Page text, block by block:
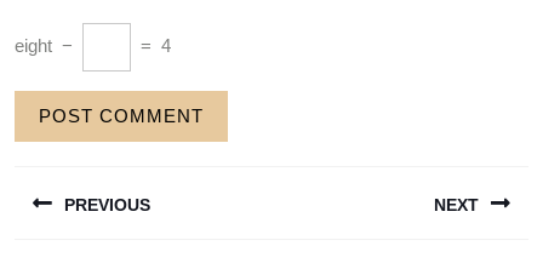
eight − = 4
PREVIOUS NEXT